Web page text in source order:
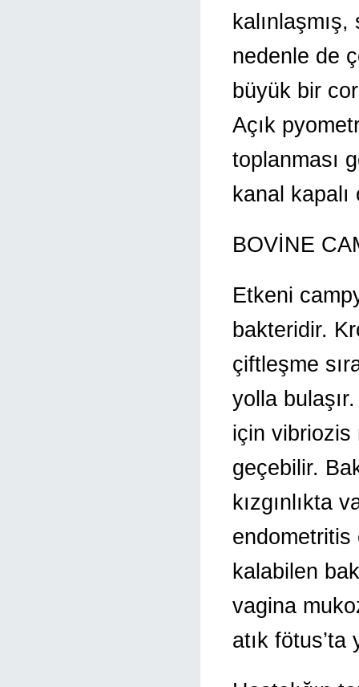
nedenle de
büyük bir
Açık
toplanması
kanal kapalı
BOVİNE
Etkeni
bakteridir.
çiftleşme
yolla
için vibriozis
geçebilir.
kızgınlıkta
endometritis
kalabilen
vagina
atık fötus’ta